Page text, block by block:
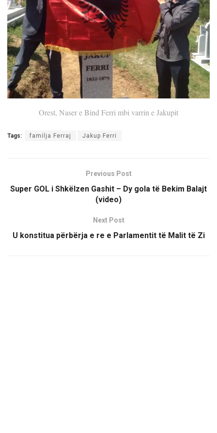
Orest, Naser e Bind Ferri mbi varrin e Jakupit
Tags: familja Ferraj Jakup Ferri
Previous Post
Super GOL i Shkëlzen Gashit – Dy gola të Bekim Balajt
(video)
Next Post
U konstitua përbërja e re e Parlamentit të Malit të Zi